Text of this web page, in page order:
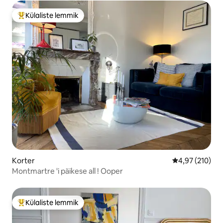
Külaliste suur lemmik
Külaliste lemmik
Korter Keskmine
4,97 (210)
Montmartre 'i päikese all ! Ooper
Külaliste suur lemmik
Külaliste lemmik